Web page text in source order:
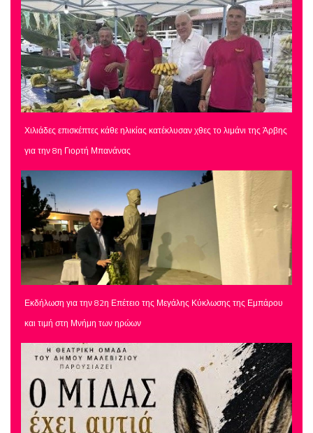
Χιλιάδες επισκέπτες κάθε ηλικίας κατέκλυσαν χθες το λιμάνι της Άρβης
για την 8η Γιορτή Μπανάνας
Εκδήλωση για την 82η Επέτειο της Μεγάλης Κύκλωσης της Εμπάρου
και τιμή στη Μνήμη των ηρώων